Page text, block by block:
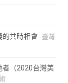
的共時相會 臺灣
者（2020台灣美